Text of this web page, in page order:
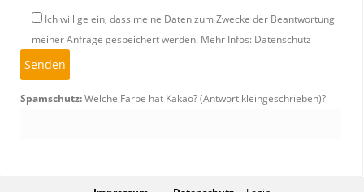
Ich willige ein, dass meine Daten zum Zwecke der Beantwortung
meiner Anfrage gespeichert werden. Mehr Infos: Datenschutz
Spamschutz:Welche Farbe hat Kakao? (Antwort kleingeschrieben)?